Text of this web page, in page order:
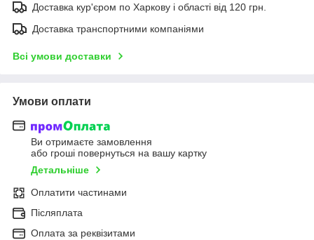
Доставка кур'єром по Харкову і області від 120 грн.
Доставка транспортними компаніями
Всі умови доставки
Умови оплати
Ви отримаєте замовлення
або гроші повернуться на вашу картку
Детальніше
Оплатити частинами
Післяплата
Оплата за реквізитами